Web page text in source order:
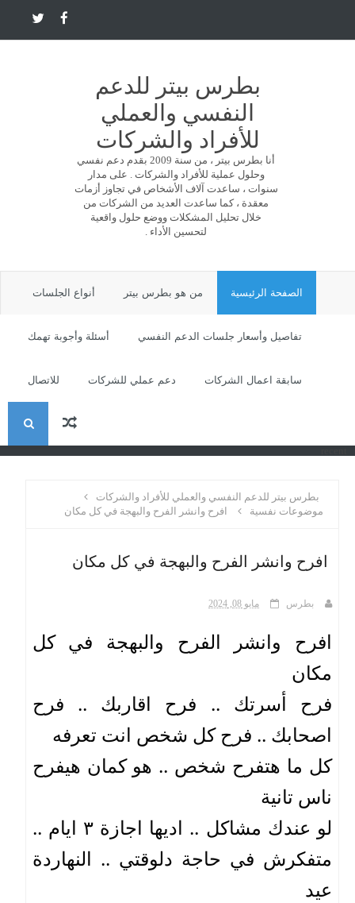
بطرس بيتر للدعم
النفسي والعملي
للأفراد والشركات
أنا بطرس بيتر ، من سنة 2009 بقدم دعم نفسي
وحلول عملية للأفراد والشركات . على مدار
سنوات ، ساعدت آلاف الأشخاص في تجاوز أزمات
معقدة ، كما ساعدت العديد من الشركات من
خلال تحليل المشكلات ووضع حلول واقعية
لتحسين الأداء .
الصفحة الرئيسية من هو بطرس بيتر أنواع الجلسات
تفاصيل وأسعار جلسات الدعم النفسي أسئلة وأجوبة تهمك
سابقة اعمال الشركات دعم عملي للشركات للاتصال
ا
بطرس بيتر للدعم النفسي والعملي للأفراد والشركات
موضوعات نفسية
افرح وانشر الفرح والبهجة في كل مكان
افرح وانشر الفرح والبهجة في كل مكان
بطرس مايو 08, 2024
مكان
اصحابك .. فرح كل شخص انت تعرفه
ناس تانية
عيد